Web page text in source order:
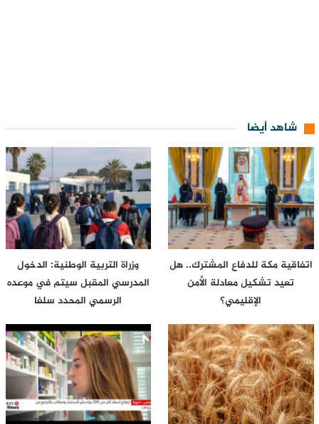
شاهد أيضا
اتفاقية مكة للدفاع المشترك.. هل
تعيد تشكيل معادلة الأمن
الإقليمي؟
وزراة التربية الوطنية: الدخول
المدرسي المقبل سیتم في موعده
الرسمي المحدد سلفا